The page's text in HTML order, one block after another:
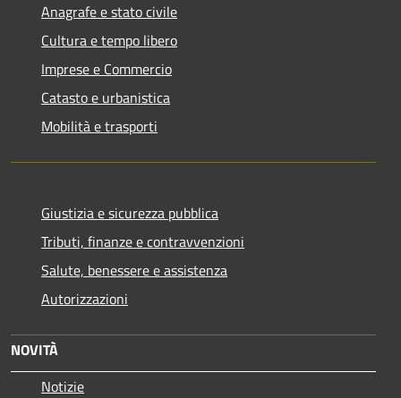
Anagrafe e stato civile
Cultura e tempo libero
Imprese e Commercio
Catasto e urbanistica
Mobilità e trasporti
Giustizia e sicurezza pubblica
Tributi, finanze e contravvenzioni
Salute, benessere e assistenza
Autorizzazioni
NOVITÀ
Notizie